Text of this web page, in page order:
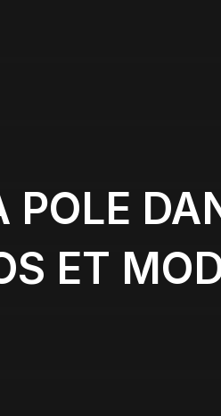
POLE
ET